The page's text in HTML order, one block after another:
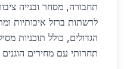
תחבורה, מסחר ובנייה
לרשתות ברזל איכותיות
הגדולים, כולל תוכניות
תחרותי עם מחירים